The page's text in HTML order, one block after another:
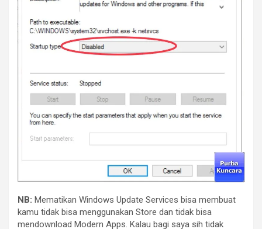
NB: Mematikan Windows Update Services bisa membuat
kamu tidak bisa menggunakan Store dan tidak bisa
mendownload Modern Apps. Kalau bagi saya sih tidak